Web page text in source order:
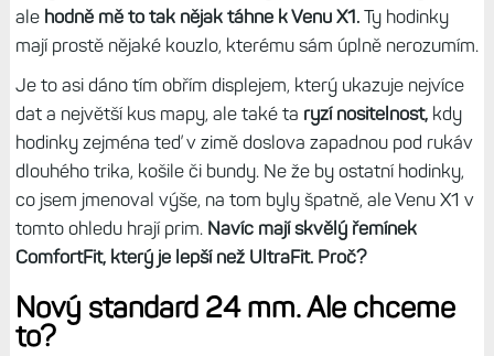
ale hodně mě to tak nějak táhne k Venu X1.Ty hodinky
mají prostě nějaké kouzlo, kterému sám úplně nerozumím.
Je to asi dáno tím obřím displejem, který ukazuje nejvíce
dat a největší kus mapy, ale také ta ryzí nositelnost,kdy
hodinky zejména teď v zimě doslova zapadnou pod rukáv
dlouhého trika, košile či bundy. Ne že by ostatní hodinky,
co jsem jmenoval výše, na tom byly špatně, ale Venu X1 v
tomto ohledu hrají prim. Navíc mají skvělý řemínek
ComfortFit, který je lepší než UltraFit. Proč?
Nový standard 24 mm. Ale chceme
to?